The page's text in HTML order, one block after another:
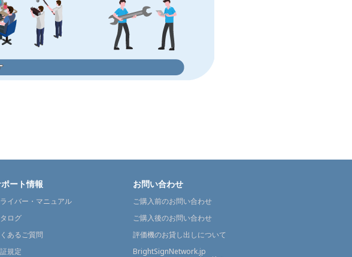
ート情報
ライバー・マニュアル
ログ
あるご質問
規定
お問い合わせ
ご購入前のお問い合わせ
ご購入後のお問い合わせ
評価機のお貸し出しについて
BrightSignNetwork.jp